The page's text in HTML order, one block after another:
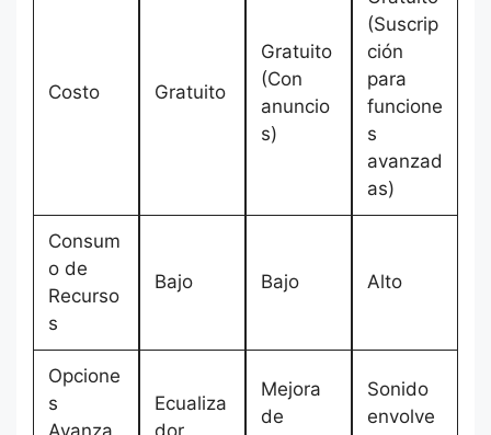
Costo Gratuito
Gratuito
(Con
anuncio
s)
(Suscrip
ción
para
funcione
s
avanzad
as)
Consum
o de
Recurso
s
Bajo Bajo Alto
Opcione
s
Ecualiza
Mejora
de
Sonido
envolve